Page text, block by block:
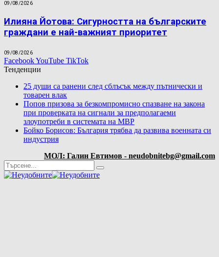
09/08/2026
Илияна Йотова: Сигурността на българските
граждани е най-важният приоритет
09/08/2026
FacebookYouTube TikTok
Тенденции
25 души са ранени след сблъсък между пътнически и
товарен влак
Попов призова за безкомпромисно спазване на закона
при проверката на сигнали за предполагаеми
злоупотреби в системата на МВР
Бойко Борисов: България трябва да развива военната си
индустрия
МОЛ: Галин Евтимов - neudobnitebg@gmail.com